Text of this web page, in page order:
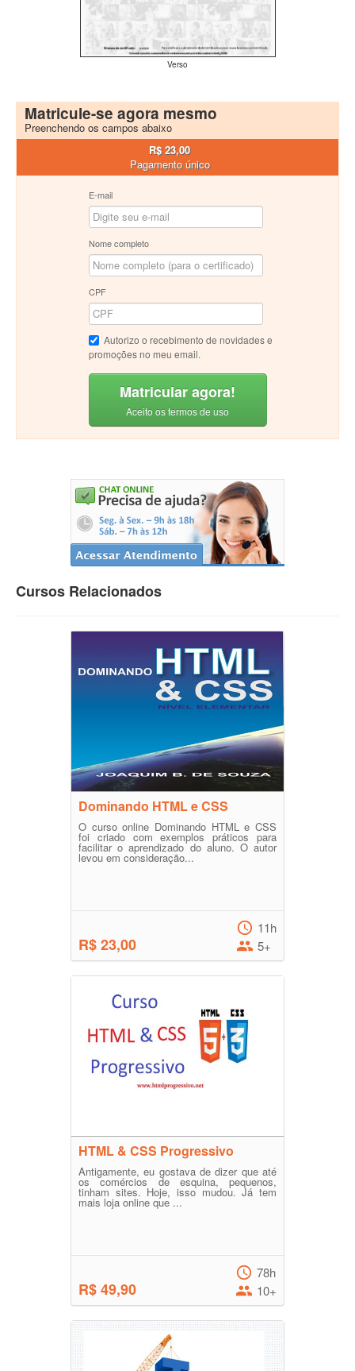
Verso
Matricule-se agora mesmo
Preenchendo os campos abaixo
R$ 23,00
Pagamento único
E-mail
Nome completo
CPF
Autorizo o recebimento de novidades e
promoções no meu email.
Matricular agora!
Aceito os termos de uso
Cursos Relacionados
Dominando HTML e CSS
O curso online Dominando HTML e CSS
foi criado com exemplos práticos para
facilitar o aprendizado do aluno. O autor
levou em consideração...
R$ 23,00
11h
5+
HTML & CSS Progressivo
Antigamente, eu gostava de dizer que até
os comércios de esquina, pequenos,
tinham sites. Hoje, isso mudou. Já tem
mais loja online que ...
R$ 49,90
78h
10+